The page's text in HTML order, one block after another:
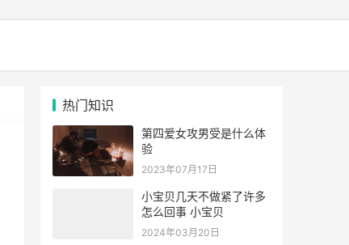
热门知识
第四爱女攻男受是什么体
验
2023年07月17日
小宝贝几天不做紧了许多
怎么回事 小宝贝
2024年03月20日